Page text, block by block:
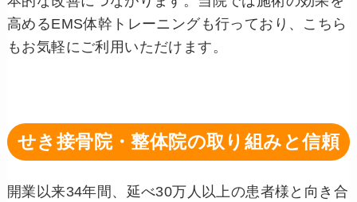
高めるEMS体幹トレーニングも行っており、こちら
もお気軽にご利用いただけます。
せき接骨院・整体院の取り組みと信頼
開業以来34年間、延べ30万人以上の患者様と向き合